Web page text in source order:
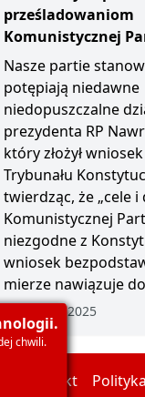
prześladowaniom
Komunistycznej
Nasze partie
potępiają niedawne
niedopuszczalne
prezydenta RP
który złożył
Trybunału
twierdząc, że „cele i
Komunistycznej
niezgodne z
wniosek
mierze nawiązuje
1 grudnia 2025
Kontakt
chwili.